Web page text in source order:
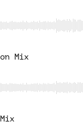
Mix